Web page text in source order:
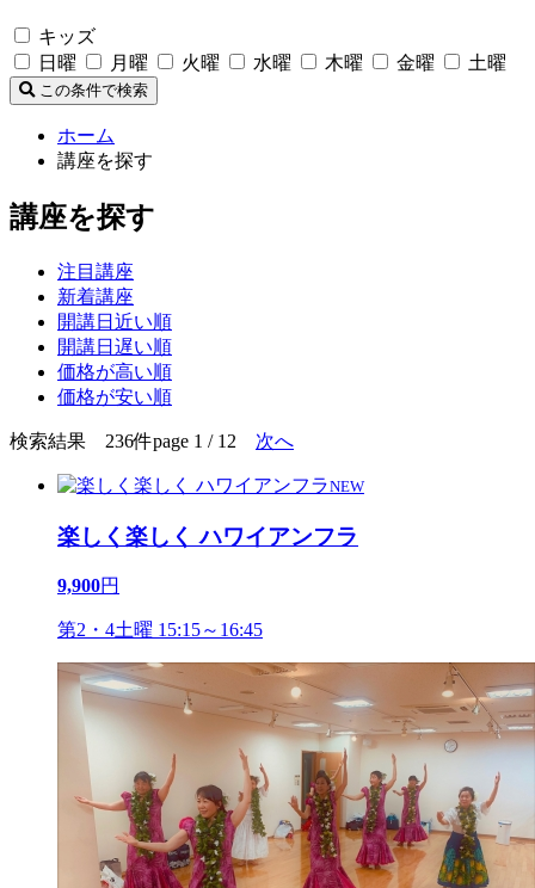
キッズ
日曜
月曜 火曜 水曜 木曜 金曜 土曜
この条件で検索
ホーム
講座を探す
講座を探す
注目講座
新着講座
開講日近い順
開講日遅い順
価格が高い順
価格が安い順
検索結果 236件page 1 / 12 次へ
NEW
楽しく楽しく ハワイアンフラ
9,900円
第2・4土曜 15:15～16:45